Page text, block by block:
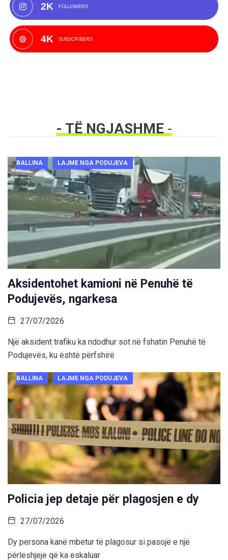
2K FOLLOWERS
4K SUBSCRIBERS
- TË NGJASHME-
BALLINA LAJME NGA PODUJEVA
Aksidentohet kamioni në Penuhë të
Podujevës, ngarkesa
27/07/2026
Një aksident trafiku ka ndodhur sot në fshatin Penuhë të
Podujevës, ku është përfshirë
BALLINA LAJME NGA PODUJEVA
Policia jep detaje për plagosjen e dy
27/07/2026
Dy persona kanë mbetur të plagosur si pasojë e një
përleshjeje që ka eskaluar